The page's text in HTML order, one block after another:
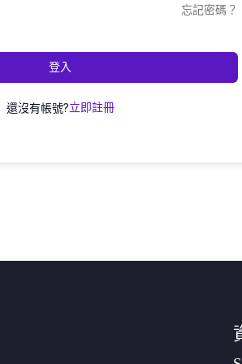
忘記密碼？
登入
還沒有帳號?立即註冊